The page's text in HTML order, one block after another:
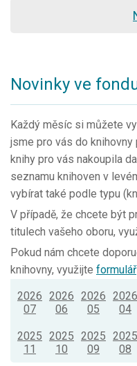
Novinky ve
Každý měsíc si můžete
jsme pro vás do
knihy pro vás nakoupila
seznamu knihoven v
vybírat také podle typu
V případě, že chcete být
titulech vašeho oboru,
Pokud nám chcete
knihovny, využijte formulář
2026
07
2026
06
2026
05
2026
04
2025
11
2025
10
2025
09
2025
08